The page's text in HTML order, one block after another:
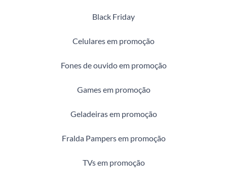
Black Friday
Celulares em promoção
Fones de ouvido em promoção
Games em promoção
Geladeiras em promoção
Fralda Pampers em promoção
TVs em promoção